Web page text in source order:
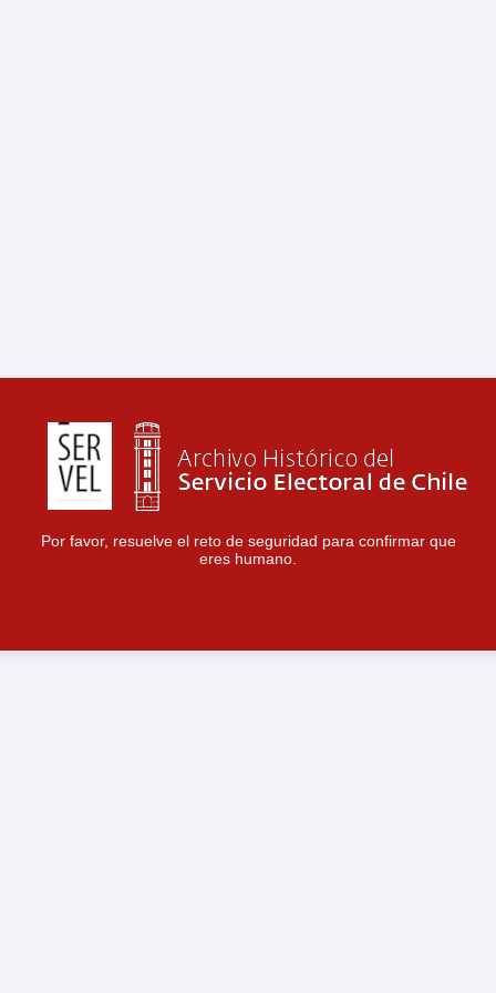
Por favor, resuelve el reto de seguridad para confirmar que
eres humano.